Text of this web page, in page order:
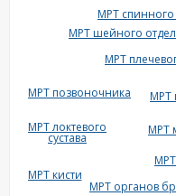
МРТ шейного
МРТ
МРТ позвоночника
МРТ
МРТ локтевого
сустава
МРТ
МРТ кисти
МРТ органов
МРТ спинного